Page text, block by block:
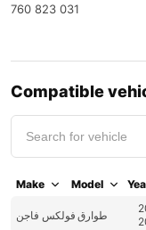
760 823 031
Compatible
Make Model
فولكس فاجن طوارق